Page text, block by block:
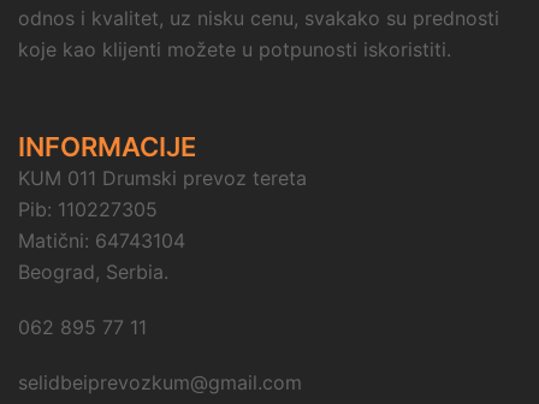
odnos i kvalitet, uz nisku cenu, svakako su prednosti
koje kao klijenti možete u potpunosti iskoristiti.
INFORMACIJE
KUM 011 Drumski prevoz tereta
Pib: 110227305
Matični: 64743104
Beograd, Serbia.
062 895 77 11
selidbeiprevozkum@gmail.com